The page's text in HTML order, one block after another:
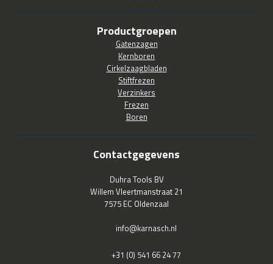
Productgroepen
Gatenzagen
Kernboren
Cirkelzaagbladen
Stiftfrezen
Verzinkers
Frezen
Boren
Contactgegevens
Duhra Tools BV
Willem Vleertmanstraat 21
7575 EC Oldenzaal
info@karnasch.nl
+31 (0) 541 66 24 77